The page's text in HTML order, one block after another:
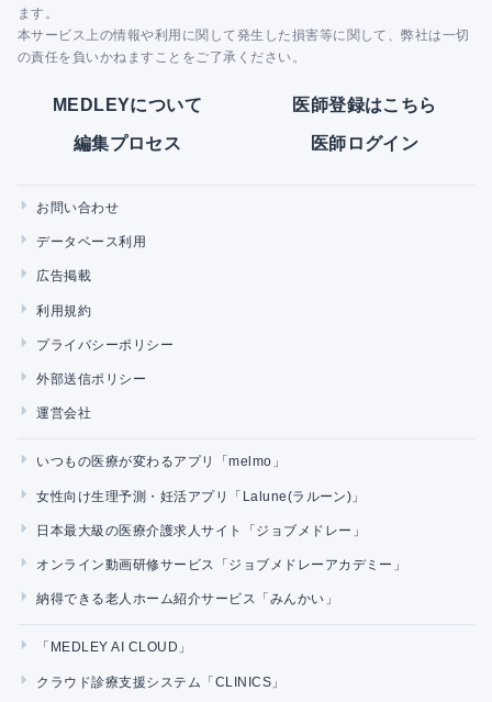
ます。
本サービス上の情報や利用に関して発生した損害等に関して、弊社は一切
の責任を負いかねますことをご了承ください。
MEDLEYについて 医師登録はこちら
編集プロセス 医師ログイン
お問い合わせ
データベース利用
広告掲載
利用規約
プライバシーポリシー
外部送信ポリシー
運営会社
いつもの医療が変わるアプリ「melmo」
女性向け生理予測・妊活アプリ「Lalune(ラルーン)」
日本最大級の医療介護求人サイト「ジョブメドレー」
オンライン動画研修サービス「ジョブメドレーアカデミー」
納得できる老人ホーム紹介サービス「みんかい」
「MEDLEY AI CLOUD」
クラウド診療支援システム「CLINICS」